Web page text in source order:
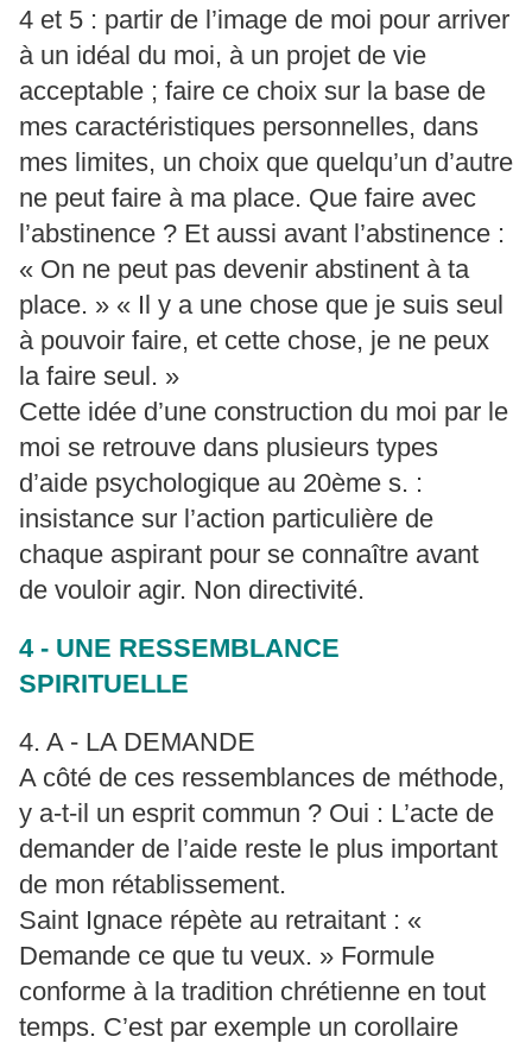
4 et 5 : partir de l’image de moi pour arriver
à un idéal du moi, à un projet de vie
acceptable ; faire ce choix sur la base de
mes caractéristiques personnelles, dans
mes limites, un choix que quelqu’un d’autre
ne peut faire à ma place. Que faire avec
l’abstinence ? Et aussi avant l’abstinence :
« On ne peut pas devenir abstinent à ta
place. » « Il y a une chose que je suis seul
à pouvoir faire, et cette chose, je ne peux
la faire seul. »
Cette idée d’une construction du moi par le
moi se retrouve dans plusieurs types
d’aide psychologique au 20ème s. :
insistance sur l’action particulière de
chaque aspirant pour se connaître avant
de vouloir agir. Non directivité.
4 - UNE RESSEMBLANCE
SPIRITUELLE
4. A - LA DEMANDE
A côté de ces ressemblances de méthode,
y a-t-il un esprit commun ? Oui : L’acte de
demander de l’aide reste le plus important
de mon rétablissement.
Saint Ignace répète au retraitant : «
Demande ce que tu veux. » Formule
conforme à la tradition chrétienne en tout
temps. C’est par exemple un corollaire